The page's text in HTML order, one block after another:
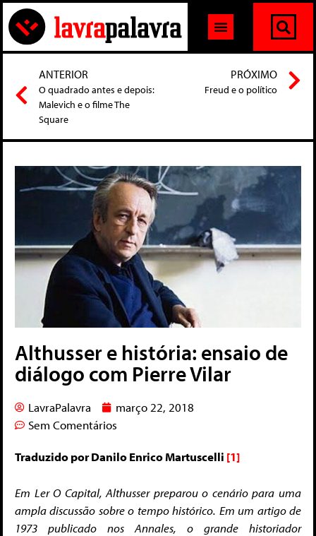
ANTERIOR
O quadrado antes e depois:
Malevich e o filme The
Square
PRÓXIMO
Freud e o político
Althusser e história: ensaio de
diálogo com Pierre Vilar
LavraPalavra
março 22, 2018
Sem Comentários
Traduzido por Danilo Enrico Martuscelli [1]
Em Ler O Capital, Althusser preparou o cenário para uma
ampla discussão sobre o tempo histórico. Em um artigo de
1973 publicado nos Annales, o grande historiador